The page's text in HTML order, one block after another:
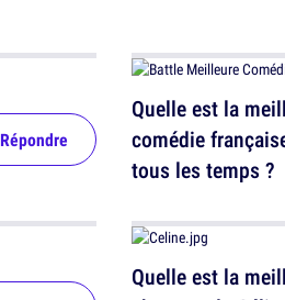
Répondre
Quelle est la
comédie
tous les temps ?
Quelle est la